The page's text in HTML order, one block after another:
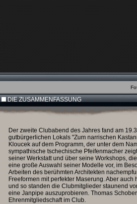
DIE ZUSAMMENFASSUNG
Der zweite Clubabend des Jahres fand am
gutbürgerlichen Lokals "Zum narrischen
Kloucek auf dem Programm, der unter dem
sympathische tschechische Pfeifenmacher
seiner Werkstatt und über seine Workshops,
eine große Auswahl seiner Modelle vor, im
Arbeiten des berühmten Architekten
Freeformen mit perfekter Maserung. Aber
und so standen die Clubmitglieder staunend
eine Janpipe auszuprobieren. Thomas
Ehrenmitgliedschaft im Club.